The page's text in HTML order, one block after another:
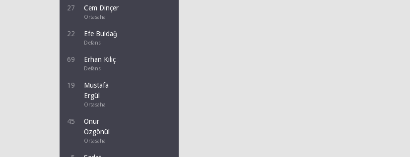
27 Cem Dinçer
Ortasaha
22 Efe Buldağ
Defans
69 Erhan Kılıç
Defans
19
Mustafa
Ergül
Ortasaha
45
Onur
Özgönül
Ortasaha